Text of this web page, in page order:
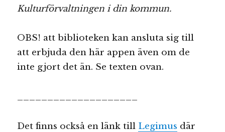
Kulturförvaltningen i din kommun.
OBS! att biblioteken kan ansluta sig till
att erbjuda den här appen även om de
inte gjort det än. Se texten ovan.
Det finns också en länk till Legimus där